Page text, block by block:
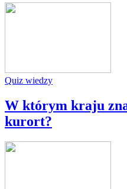
Quiz wiedzy
W którym kraju
kurort?